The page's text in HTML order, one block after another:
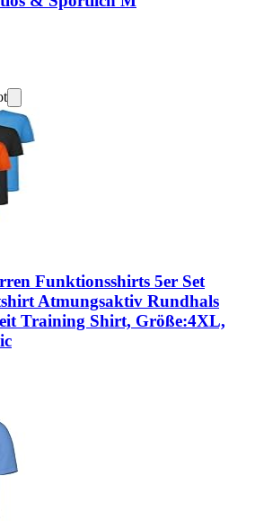
Funktionsshirts 5er Set
Atmungsaktiv Rundhals
Training Shirt, Größe:4XL,